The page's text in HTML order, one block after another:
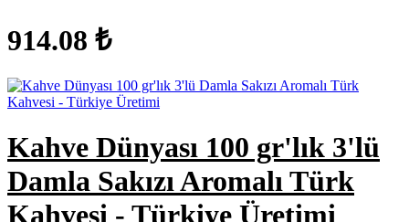
914.08 ₺
Kahve Dünyası 100 gr'lık 3'lü
Damla Sakızı Aromalı Türk
Kahvesi - Türkiye Üretimi